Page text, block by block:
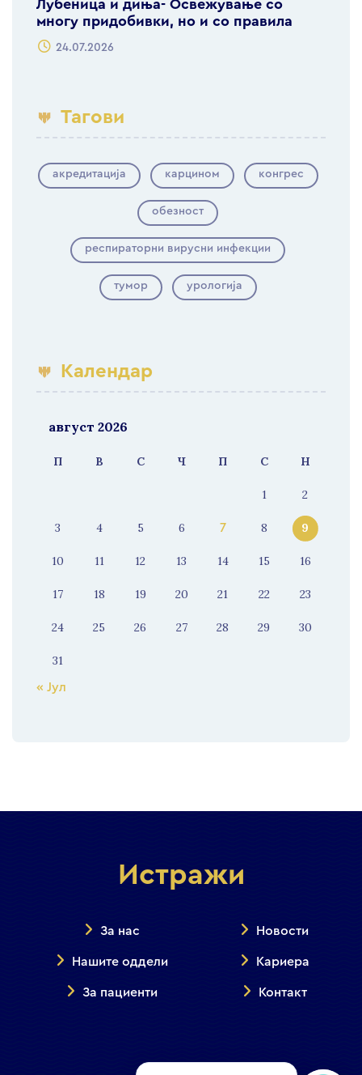
Лубеница и диња- Освежување со
многу придобивки, но и со правила
24.07.2026
Тагови
акредитација карцином конгрес
обезност
респираторни вирусни инфекции
тумор урологија
Календар
август 2026
П В С Ч П С Н
1 2
3 4 5 6 7 8 9
10 11 12 13 14 15 16
17 18 19 20 21 22 23
24 25 26 27 28 29 30
31
« Јул
Истражи
За нас
Нашите оддели
За пациенти
Новости
Кариера
Контакт